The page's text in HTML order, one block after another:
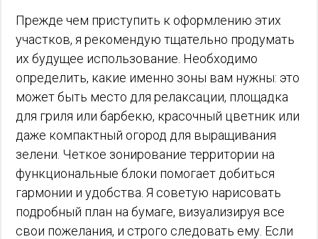
Прежде чем приступить к оформлению этих
участков, я рекомендую тщательно продумать
их будущее использование. Необходимо
определить, какие именно зоны вам нужны: это
может быть место для релаксации, площадка
для гриля или барбекю, красочный цветник или
даже компактный огород для выращивания
зелени. Четкое зонирование территории на
функциональные блоки помогает добиться
гармонии и удобства. Я советую нарисовать
подробный план на бумаге, визуализируя все
свои пожелания, и строго следовать ему. Если